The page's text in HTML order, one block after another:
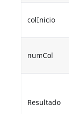
colInicio
numCol
Resultado